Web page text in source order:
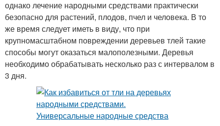
однако лечение народными средствами практически
безопасно для растений, плодов, пчел и человека. В то
же время следует иметь в виду, что при
крупномасштабном повреждении деревьев тлей такие
способы могут оказаться малополезными. Деревья
необходимо обрабатывать несколько раз с интервалом в
3 дня.